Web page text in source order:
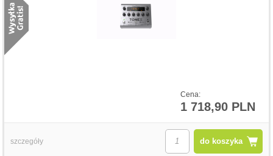
Cena:
1 718,90 PLN
do koszyka
szczegóły